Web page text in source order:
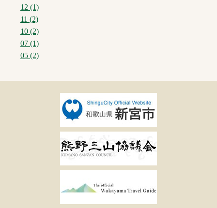
12 (1)
11 (2)
10 (2)
07 (1)
05 (2)